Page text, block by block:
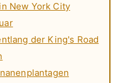
New York City
der King's Road